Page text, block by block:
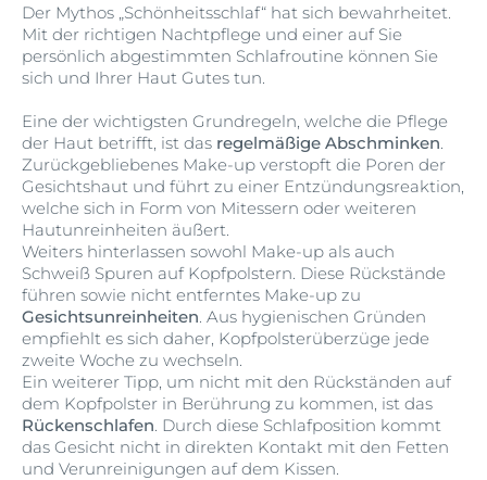
Der Mythos „Schönheitsschlaf“ hat sich bewahrheitet.
Mit der richtigen Nachtpflege und einer auf Sie
persönlich abgestimmten Schlafroutine können Sie
sich und Ihrer Haut Gutes tun.
Eine der wichtigsten Grundregeln, welche die Pflege
der Haut betrifft, ist das regelmäßige Abschminken.
Zurückgebliebenes Make-up verstopft die Poren der
Gesichtshaut und führt zu einer Entzündungsreaktion,
welche sich in Form von Mitessern oder weiteren
Hautunreinheiten äußert.
Weiters hinterlassen sowohl Make-up als auch
Schweiß Spuren auf Kopfpolstern. Diese Rückstände
führen sowie nicht entferntes Make-up zu
Gesichtsunreinheiten. Aus hygienischen Gründen
empfiehlt es sich daher, Kopfpolsterüberzüge jede
zweite Woche zu wechseln.
Ein weiterer Tipp, um nicht mit den Rückständen auf
dem Kopfpolster in Berührung zu kommen, ist das
Rückenschlafen. Durch diese Schlafposition kommt
das Gesicht nicht in direkten Kontakt mit den Fetten
und Verunreinigungen auf dem Kissen.